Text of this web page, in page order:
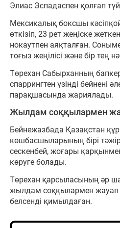
Элиас Эспадаспен қолғап
Мексикалық боксшы
өткізіп, 23 рет жеңіске
нокаутпен аяқталған.
тоғыз жеңілісі және бір тең
Төрехан Сабырханның
спаррингтен үзінді бейнені
парақшасында жариялады.
Жылдам соққылармен
Бейнежазбада Қазақстан
көшбасшыларының бірі
сескенбей, жоғары
көруге болады.
Төрехан қарсыласының әр
жылдам соққылармен жауап
белсенді қимылдаған.